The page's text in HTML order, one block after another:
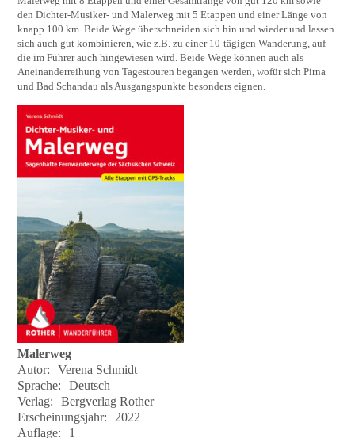
den Dichter-Musiker- und Malerweg mit 5 Etappen und einer Länge von
knapp 100 km. Beide Wege überschneiden sich hin und wieder und lassen
sich auch gut kombinieren, wie z.B. zu einer 10-tägigen Wanderung, auf
die im Führer auch hingewiesen wird. Beide Wege können auch als
Aneinanderreihung von Tagestouren begangen werden, wofür sich Pirna
und Bad Schandau als Ausgangspunkte besonders eignen.
Malerweg
Autor:
Verena Schmidt
Sprache:
Deutsch
Verlag:
Bergverlag Rother
Erscheinungsjahr:
2022
Auflage:
1